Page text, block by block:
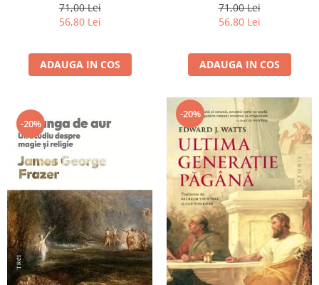
71,00 Lei
56,80 Lei
ADAUGA IN COS
71,00 Lei
56,80 Lei
ADAUGA IN COS
-20%
-20%